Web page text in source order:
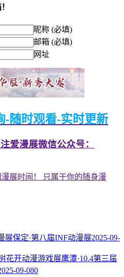
昵称 (必填)
邮箱 (必填)
网址
-随时观看-实时更新
爱漫展微信公众号：
展时间！ 只属于你的随身漫
保定·第八届INF动漫展2025-09-
鹰潭·10.4第三届
09-080